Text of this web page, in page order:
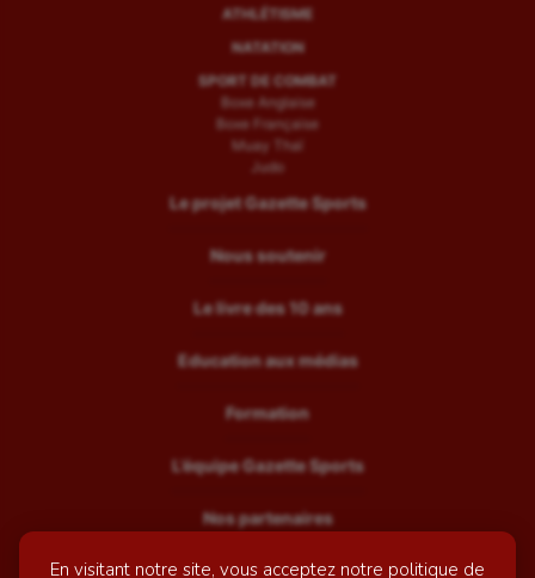
En visitant notre site, vous acceptez notre politique de
ATHLÉTISME
NATATION
SPORT DE COMBAT
Boxe Anglaise
Boxe Française
Muay Thaï
Judo
Le projet Gazette Sports
Nous soutenir
Le livre des 10 ans
Education aux médias
Formation
L’équipe Gazette Sports
Nos partenaires
Recrutement